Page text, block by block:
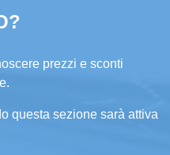
prezzi e sconti
questa sezione sarà attiva